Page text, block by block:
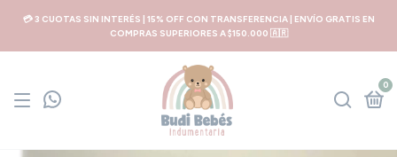
💳 3 CUOTAS SIN INTERÉS | 15% OFF CON TRANSFERENCIA | ENVÍO GRATIS EN
COMPRAS SUPERIORES A $150.000 🇦🇷
0